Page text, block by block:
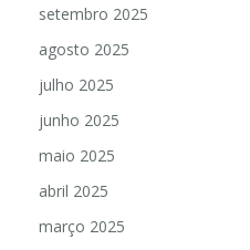
setembro 2025
agosto 2025
julho 2025
junho 2025
maio 2025
abril 2025
março 2025